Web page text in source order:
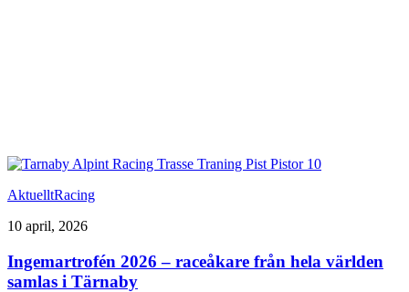
AktuelltRacing
10 april, 2026
Ingemartrofén 2026 – raceåkare från hela världen
samlas i Tärnaby